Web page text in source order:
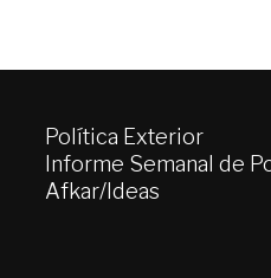
Política Exterior
Informe Semanal de
Afkar/Ideas